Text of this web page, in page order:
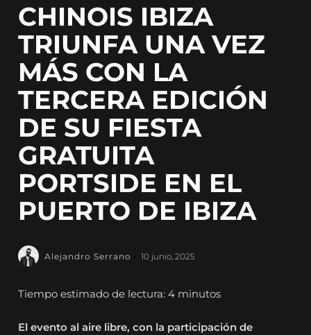
CHINOIS IBIZA
TRIUNFA UNA VEZ
MÁS CON LA
TERCERA EDICIÓN
DE SU FIESTA
GRATUITA
PORTSIDE EN EL
PUERTO DE IBIZA
Alejandro Serrano 10 junio, 2025
Tiempo estimado de lectura: 4 minutos
El evento al aire libre, con la participación de